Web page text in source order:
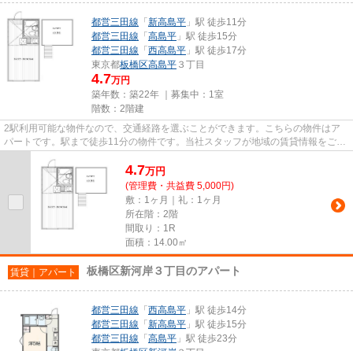
都営三田線 「 新高島平 」駅 徒歩11分
都営三田線 「 高島平 」駅 徒歩15分
都営三田線 「 西高島平 」駅 徒歩17分
東京都板橋区高島平 ３丁目
4.7万円
築年数：築22年 ｜募集中： 1室
階数：2階建
2駅利用可能な物件なので、交通経路を選ぶことができます。こちらの物件はア
パートです。駅まで徒歩11分の物件です。当社スタッフが地域の賃貸情報をご提
4.7万円
(管理費・共益費 5,000円)
敷：1ヶ月｜礼：1ヶ月
所在階：2階
間取り：1R
面積：14.00㎡
賃貸｜アパート 板橋区新河岸３丁目のアパート
都営三田線 「 西高島平 」駅 徒歩14分
都営三田線 「 新高島平 」駅 徒歩15分
都営三田線 「 高島平 」駅 徒歩23分